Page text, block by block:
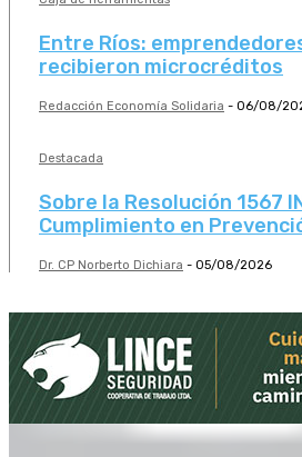
Entre Ríos:
recibieron microcréditos
Redacción Economía Solidaria - 06/08/
Destacada
Sobre la Resolución 1567
Cumplimiento en
Dr. CP Norberto Dichiara - 05/08/2026